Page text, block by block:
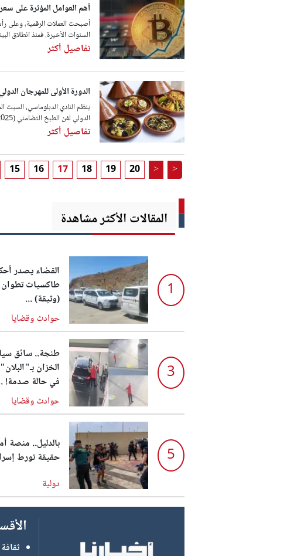
أهم العوامل المؤثرة على
أصبحت العملات الرقمية، وعلى
السنوات الأخيرة. فمنذ انطلاق البيتكوين عام 2009 كأول عملة
تفاصيل أكثر
الدورة الأولى للمهرجان
ينظم النادي الدبلوماسي، السبت
الدولي لفن الطبخ التضامني (FIGS 2025)، وهو لقاء غير مسبوق مفتوح للجمهور ...
تفاصيل أكثر
15 16 17 18 19 20 > >
المقالات الأكثر مشاهدة
1
القضاء يصدر
طاكسيات تطوان
(وثيقة) ...
حوادث وقضايا
3
طنجة.. سائق
الخزان
في حالة صدمة!
حوادث وقضايا
5
بالدليل..
حقيقة تورط
دولية